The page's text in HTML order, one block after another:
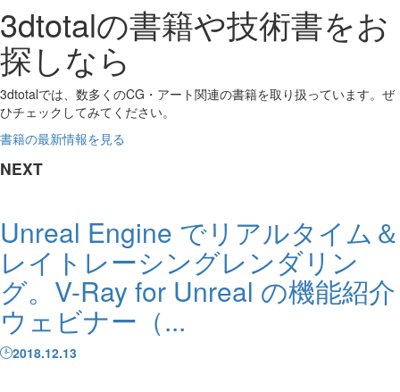
3dtotalの書籍や技術書をお
探しなら
3dtotalでは、数多くのCG・アート関連の書籍を取り扱っています。ぜ
ひチェックしてみてください。
書籍の最新情報を見る
NEXT
Unreal Engine でリアルタイム＆
レイトレーシングレンダリン
グ。V-Ray for Unreal の機能紹介
ウェビナー（...
2018.12.13